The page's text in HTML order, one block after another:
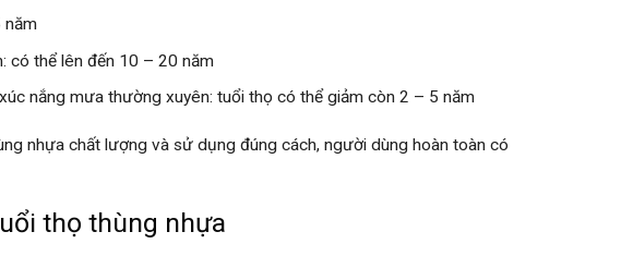
năm
có thể lên đến 10 – 20 năm
nắng mưa thường xuyên: tuổi thọ có thể giảm còn 2 – 5 năm
nhựa chất lượng và sử dụng đúng cách, người dùng hoàn toàn có
thọ thùng nhựa